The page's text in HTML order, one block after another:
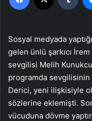
Sosyal medyada
gelen ünlü şarkıcı
sevgilisi Melih Kunukcu
programda
Derici, yeni ilişkisiyle
sözlerine eklemişti.
vücuduna dövme